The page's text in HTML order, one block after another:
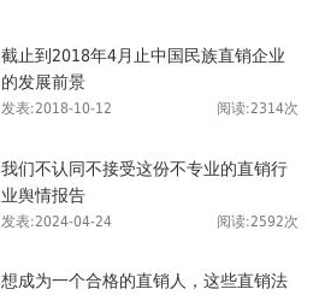
截止到2018年4月止中国民族直销企业
的发展前景
发表:2018-10-12 阅读:2314次
我们不认同不接受这份不专业的直销行
业舆情报告
发表:2024-04-24 阅读:2592次
想成为一个合格的直销人，这些直销法